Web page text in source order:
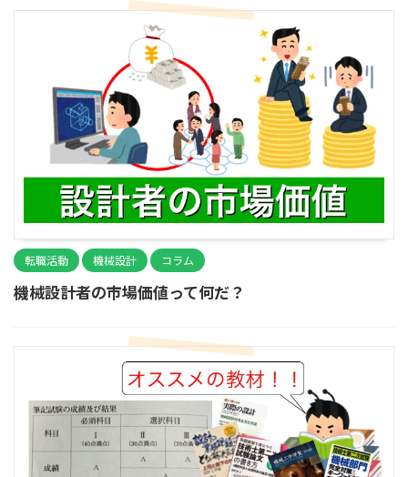
転職活動 機械設計 コラム
機械設計者の市場価値って何だ？